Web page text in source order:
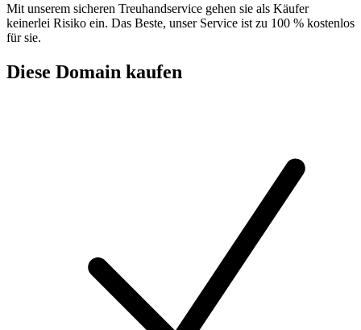
Mit unserem sicheren Treuhandservice gehen sie als Käufer
keinerlei Risiko ein. Das Beste, unser Service ist zu 100 % kostenlos
für sie.
Diese Domain kaufen